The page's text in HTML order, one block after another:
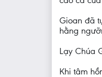
Gioan đã
hằng
Lạy Chúa
Khi tâm